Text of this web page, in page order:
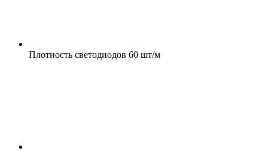
Плотность светодиодов 60 шт/м